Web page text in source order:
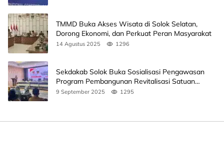
TMMD Buka Akses Wisata di Solok Selatan,
Dorong Ekonomi, dan Perkuat Peran Masyarakat
14 Agustus 2025 1296
Sekdakab Solok Buka Sosialisasi Pengawasan
Program Pembangunan Revitalisasi Satuan
Pendidikan
9 September 2025 1295